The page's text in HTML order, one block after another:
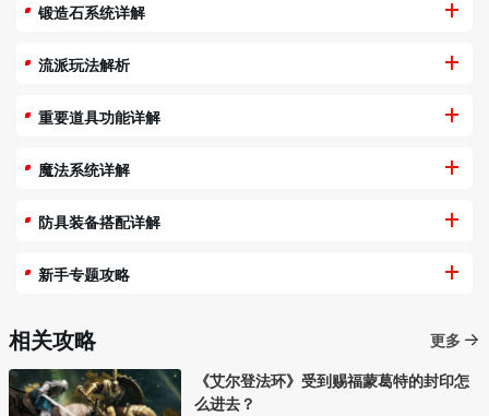
锻造石系统详解
流派玩法解析
重要道具功能详解
魔法系统详解
防具装备搭配详解
新手专题攻略
相关攻略
更多
《艾尔登法环》受到赐福蒙葛特的封印怎
么进去？